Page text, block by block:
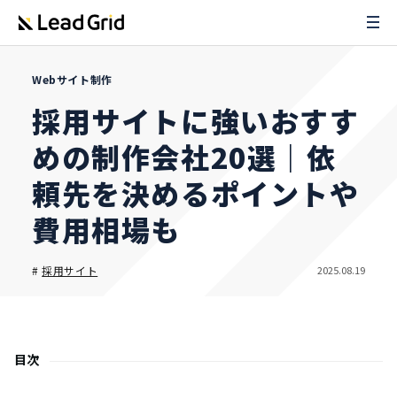
Webサイト制作
採用サイトに強いおすす
めの制作会社20選｜依
頼先を決めるポイントや
費用相場も
#採用サイト 2025.08.19
目次